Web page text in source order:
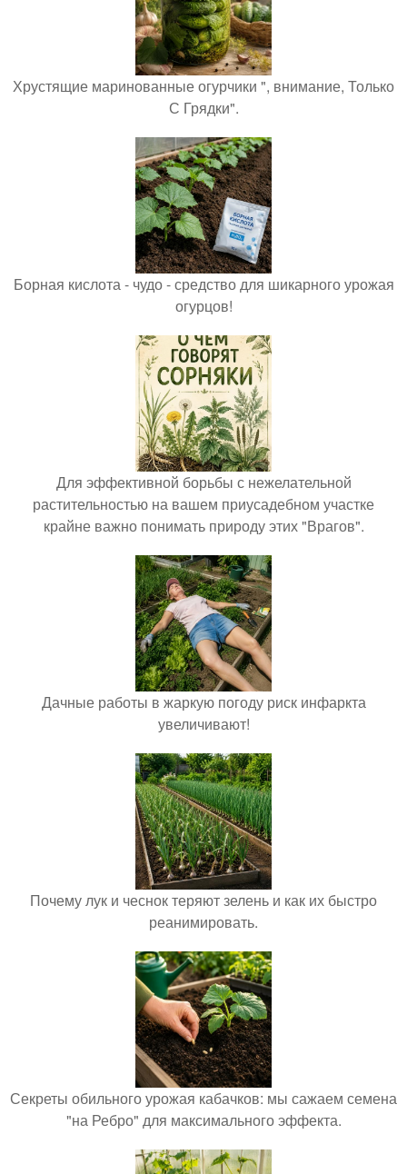
Хрустящие маринованные огурчики ", внимание, Только
С Грядки".
Борная кислота - чудо - средство для шикарного урожая
огурцов!
Для эффективной борьбы с нежелательной
растительностью на вашем приусадебном участке
крайне важно понимать природу этих "Врагов".
Дачные работы в жаркую погоду риск инфаркта
увеличивают!
Почему лук и чеснок теряют зелень и как их быстро
реанимировать.
Секреты обильного урожая кабачков: мы сажаем семена
"на Ребро" для максимального эффекта.